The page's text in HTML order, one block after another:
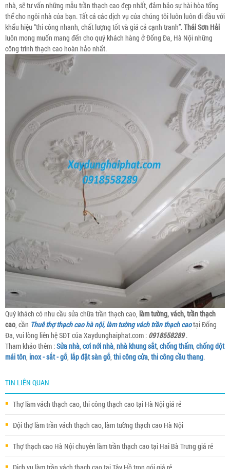
nhà, sẽ tư vấn những mẫu trần thạch cao đẹp nhất, đảm bảo sự hài hòa tổng
thể cho ngôi nhà của bạn. Tất cả các dịch vụ của chúng tôi luôn luôn đi đầu với
khẩu hiệu “thi công nhanh, chất lượng tốt và giá cả cạnh tranh”.Thái Sơn Hải
luôn mong muốn mang đến cho quý khách hàng ở Đống Đa, Hà Nội những
công trình thạch cao hoàn hảo nhất.
Quý khách có nhu cầu sửa chữa trần thạch cao, làm tường, vách, trần thạch
cao, cần Thuê thợ thạch cao hà nội, làm tường vách trần thạch caotại Đống
Đa, vui lòng liên hệ SĐT của Xaydunghaiphat.com : 0918558289.
Tham khảo thêm :Sửa nhà, cơi nới nhà, nhà khung sắt, chống thấm, chống dột
mái tôn, inox - sắt - gỗ, lắp đặt sàn gỗ, thi công cửa, thi công cầu thang.
TIN LIÊN QUAN
Thợ làm vách thạch cao, thi công thạch cao tại Hà Nội giá rẻ
Đội thợ làm trần vách thạch cao, làm tường thạch cao Hà Nội
Thợ thạch cao Hà Nội chuyên làm trần thạch cao tại Hai Bà Trưng giá rẻ